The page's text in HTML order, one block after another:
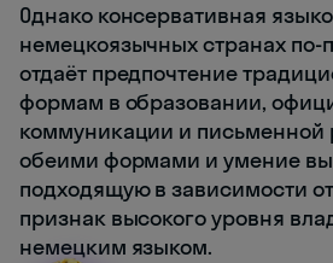
Однако консервативная
немецкоязычных странах
отдаёт предпочтение
формам в образовании,
коммуникации и письменной
обеими формами и умение
подходящую в зависимости от
признак высокого уровня
немецким языком.